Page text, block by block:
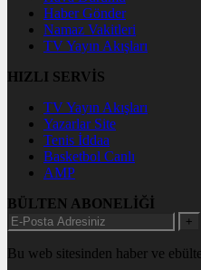
Haber Gönder
Namaz Vakitleri
TV Yayın Akışları
HIZLI SERVİS
TV Yayın Akışları
Yazarlar Site
Tenis İddaa
Basketbol Canlı
AMP
BÜLTEN ABONELİĞİ
+
Bu web sitesinden haber ve